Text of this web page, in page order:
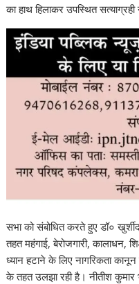
का हाथ हिलाकर उपस्थित
सभा को संबोधित करते हुए डॉ०
तहत महंगाई, बेरोजगारी, कालाधन,
ध्यान हटाने के लिए नागरिकता
के तहत उलझा रही है। नीतीश